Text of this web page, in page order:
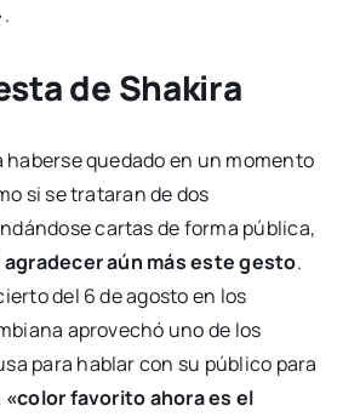
de Shakira
haberse quedado en un momento
si se trataran de dos
cartas de forma pública,
aún más este gesto.
del 6 de agosto en los
aprovechó uno de los
para hablar con su público para
«color favorito ahora es el